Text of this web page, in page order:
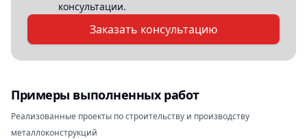
консультации.
Заказать консультацию
Примеры выполненных работ
Реализованные проекты по строительству и производству
металлоконструкций